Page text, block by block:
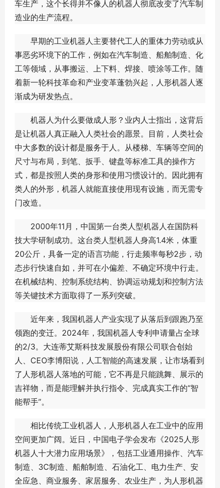
车生产，这个长得并不像人的机器人彻底改变了汽车制
造业的生产流程。
早期的工业机器人主要替代工人的重体力劳动或从
事恶劣环境下的工作，例如在汽车制造、船舶制造、化
工等领域，从事搬运、上下料、焊接、喷涂等工作。随
着新一轮科技革命和产业变革蓬勃兴起，人形机器人逐
渐成为研发热点。
机器人为什么要做成人形？业内人士指出，这背后
是让机器人真正融入人类社会的愿景。目前，人类社会
中大多数的设计都是服务于人。从楼梯、车辆等空间的
尺寸与布局，到笔、扳手、键盘等标准工具的操作方
式，都是按照人类的身形和使用习惯设计的。因此拥有
类人的外形，机器人就能直接使用现有设施，而无需专
门改造。
2000年11月，中国第一台类人型机器人在国防科
技大学研制成功。这台类人型机器人身高1.4米，体重
20公斤，具备一定的语言功能，行走频率每秒2步，动
态步行快速自如，并可在小偏差、不确定环境中行走。
在机械结构、控制系统结构、协调运动规划和控制方法
等关键技术方面取得了一系列突破。
近年来，我国机器人产业实现了从落后到跟跑乃至
领跑的变迁。2024年，我国机器人专利申请量占全球
的2/3。大连蒂艾斯科技发展股份有限公司联合创始
人、CEO李博阳说，人工智能的高速发展，让市场看到
了人形机器人落地的可能，它不再是只能跳舞、展示的
吉祥物，而是能理解并执行指令、完成真实工作的“智
能帮手”。
相比传统工业机器人，人形机器人在工业中的应用
空间更加广阔。近日，中国电子学会发布《2025人形
机器人十大潜力应用场景》，包括工业通用操作、汽车
制造、3C制造、船舶制造、石油化工、电力生产、安
全应急、商业服务、家居服务、农业生产，为人形机器